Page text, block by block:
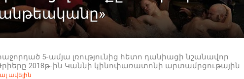
5-ամյա լռությունից հետո դանիացի նշանավոր
2018թ-ին Կաննի կինոփառատոնի արտամրցութային
ավելին